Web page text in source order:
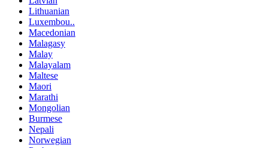
Lithuanian
Luxembou..
Macedonian
Malagasy
Malay
Malayalam
Maltese
Maori
Marathi
Mongolian
Burmese
Nepali
Norwegian